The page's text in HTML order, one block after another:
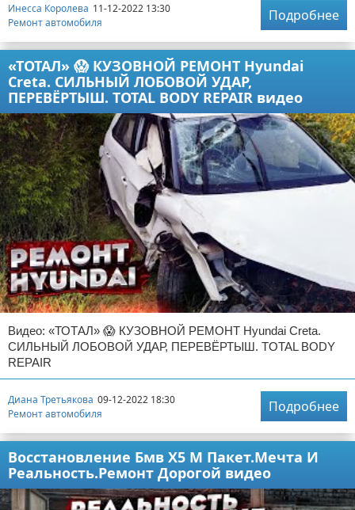
Инесса Королева 11-12-2022 13:30
Ремонт автомобиля
Подробнее
«ТОТАЛ» 😱 КУЗОВНОЙ РЕМОНТ Hyundai
Creta. СИЛЬНЫЙ ЛОБОВОЙ УДАР,
ПЕРЕВЁРТЫШ. TOTAL BODY REPAIR видео
Видео: «ТОТАЛ» 😱 КУЗОВНОЙ РЕМОНТ Hyundai Creta.
СИЛЬНЫЙ ЛОБОВОЙ УДАР, ПЕРЕВЁРТЫШ. TOTAL BODY
REPAIR
Диана Третьякова 09-12-2022 18:30
Ремонт автомобиля
Подробнее
Восстановление Бмв Х5 М Пакет.Мечта И
Реальность.Ремонт Дорогой видео